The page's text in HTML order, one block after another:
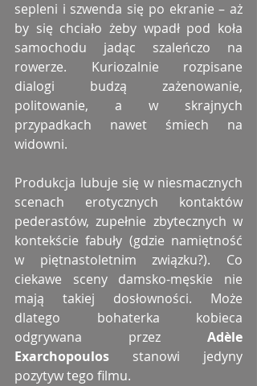
sepleni i szwenda się po ekranie – aż
by się chciało żeby wpadł pod koła
samochodu jadąc szaleńczo na
rowerze. Kuriozalnie rozpisane
dialogi budzą zażenowanie,
politowanie, a w skrajnych
przypadkach nawet śmiech na
widowni.
Produkcja lubuje się w niesmacznych
scenach erotycznych kontaktów
pederastów, zupełnie zbytecznych w
kontekście fabuły (gdzie namiętność
w piętnastoletnim związku?). Co
ciekawe sceny damsko-męskie nie
mają takiej dosłowności. Może
dlatego bohaterka kobieca
odgrywana przez Adèle
Exarchopoulos stanowi jedyny
pozytyw tego filmu.